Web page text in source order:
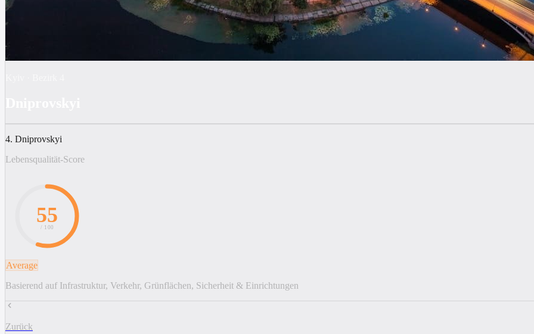
4. Dniprovskyi
Lebensqualität-Score
55
/ 100
Average
Basierend auf Infrastruktur, Verkehr, Grünflächen, Sicherheit & Einrichtungen
Zurück